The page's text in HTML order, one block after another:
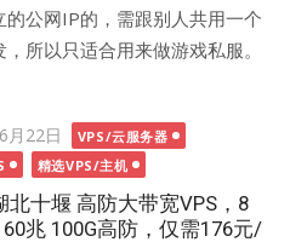
公网IP的，需跟别人共用一个
所以只适合用来做游戏私服。
月22日
VPS/云服务器
精选VPS/主机
北十堰 高防大带宽VPS，8
60兆 100G高防，仅需176元/